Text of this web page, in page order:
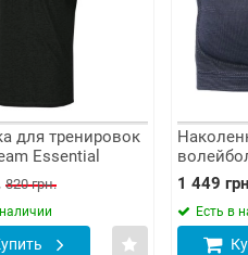
для тренировок
Essential
820 грн.
Kneepad
1 449
Есть в